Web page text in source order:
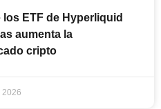
ETF de Hyperliquid
aumenta la
cripto
2026